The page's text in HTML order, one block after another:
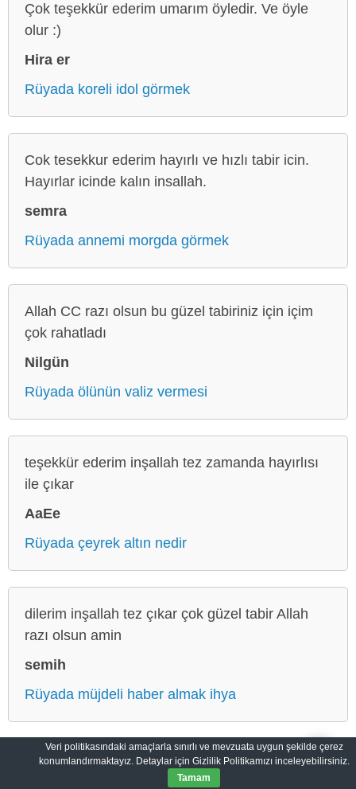
Çok teşekkür ederim umarım öyledir. Ve öyle
olur :)
Hira er
Rüyada koreli idol görmek
Cok tesekkur ederim hayırlı ve hızlı tabir icin.
Hayırlar icinde kalın insallah.
semra
Rüyada annemi morgda görmek
Allah CC razı olsun bu güzel tabiriniz için içim
çok rahatladı
Nilgün
Rüyada ölünün valiz vermesi
teşekkür ederim inşallah tez zamanda hayırlısı
ile çıkar
AaEe
Rüyada çeyrek altın nedir
dilerim inşallah tez çıkar çok güzel tabir Allah
razı olsun amin
semih
Rüyada müjdeli haber almak ihya
Makbul Rüyalar: Hayallerin Yansıması Gizlilik Politikası
MakbulRuyalar.com|Tüm Hakları Saklıdır.
Veri politikasındaki amaçlarla sınırlı ve mevzuata uygun şekilde çerez
konumlandırmaktayız. Detaylar için Gizlilik Politikamızı inceleyebilirsiniz.
Tamam